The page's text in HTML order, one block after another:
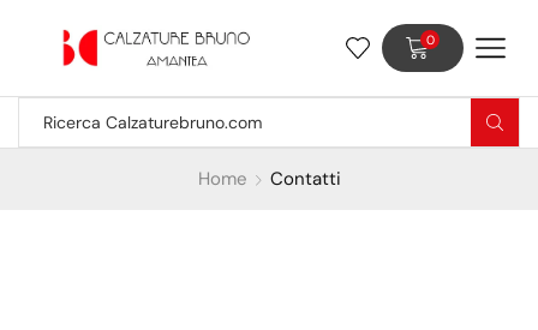
0
Home Contatti